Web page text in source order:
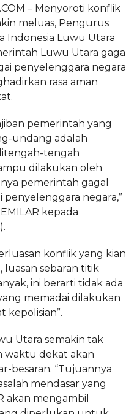
– Menyoroti konflik
meluas, Pengurus
Indonesia Luwu Utara
Luwu Utara gagal
penyelenggara negara
rasa aman
pemerintah yang
undang adalah
tengah
dilakukan oleh
pemerintah gagal
negara,”
kepada
konflik yang kian
luasan sebaran titik
ini berarti tidak ada
memadai dilakukan
kepolisian”.
Utara semakin tak
waktu dekat akan
besaran. “Tujuannya
mendasar yang
akan mengambil